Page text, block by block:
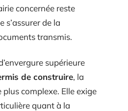
concernée reste
s’assurer de la
transmis.
supérieure
de construire, la
plus complexe. Elle exige
quant à la